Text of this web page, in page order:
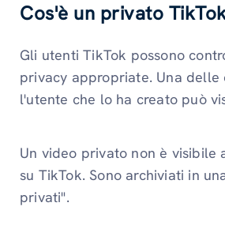
Cos'è un privato
Gli utenti TikTok possono
privacy appropriate. Una delle
l'utente che lo ha creato può
Un video privato non è visibile
su TikTok. Sono archiviati in
privati".